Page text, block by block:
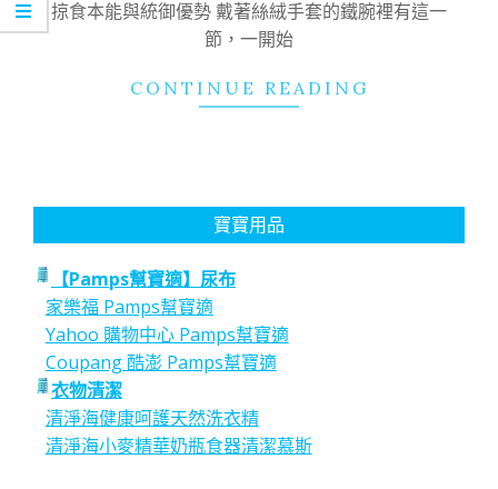
掠食本能與統御優勢 戴著絲絨手套的鐵腕裡有這一
節，一開始
CONTINUE READING
寶寶用品
【Pamps幫寶適】尿布
家樂福 Pamps幫寶適
Yahoo 購物中心 Pamps幫寶適
Coupang 酷澎 Pamps幫寶適
衣物清潔
清淨海健康呵護天然洗衣精
清淨海小麥精華奶瓶食器清潔慕斯